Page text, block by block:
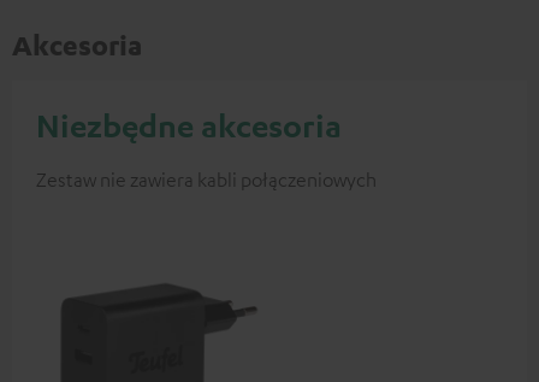
Akcesoria
Niezbędne akcesoria
Zestaw nie zawiera kabli połączeniowych